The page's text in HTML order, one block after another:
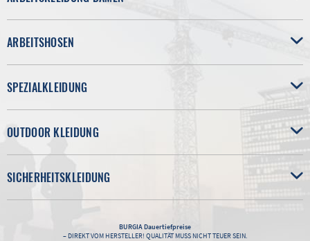
ARBEITSHOSEN
SPEZIALKLEIDUNG
OUTDOOR KLEIDUNG
SICHERHEITSKLEIDUNG
BURGIADauertiefpreise
– DIREKT VOM HERSTELLER! QUALITÄT MUSS NICHT TEUER SEIN.